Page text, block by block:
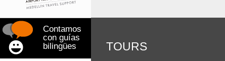
Contamos
con guías
bilingües
TOURS